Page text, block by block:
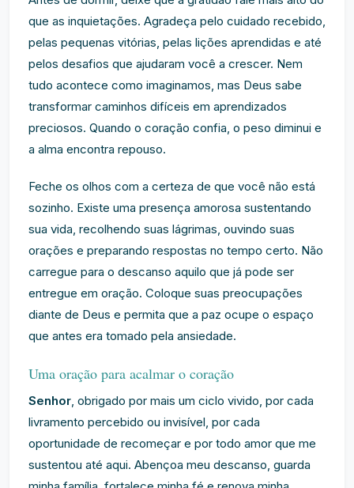
que as inquietações. Agradeça pelo cuidado recebido,
pelas pequenas vitórias, pelas lições aprendidas e até
pelos desafios que ajudaram você a crescer. Nem
tudo acontece como imaginamos, mas Deus sabe
transformar caminhos difíceis em aprendizados
preciosos. Quando o coração confia, o peso diminui e
a alma encontra repouso.
Feche os olhos com a certeza de que você não está
sozinho. Existe uma presença amorosa sustentando
sua vida, recolhendo suas lágrimas, ouvindo suas
orações e preparando respostas no tempo certo. Não
carregue para o descanso aquilo que já pode ser
entregue em oração. Coloque suas preocupações
diante de Deus e permita que a paz ocupe o espaço
que antes era tomado pela ansiedade.
Uma oração para acalmar o coração
Senhor, obrigado por mais um ciclo vivido, por cada
livramento percebido ou invisível, por cada
oportunidade de recomeçar e por todo amor que me
sustentou até aqui. Abençoa meu descanso, guarda